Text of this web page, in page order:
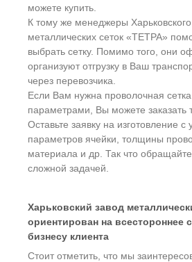
можете купить.
К тому же менеджеры
металлических сеток «ТЕТРА»
выбрать сетку. Помимо того, они
организуют отгрузку в Ваш
через перевозчика.
Если Вам нужна проволочная
параметрами, Вы можете заказать
Оставьте заявку на изготовление с
параметров ячейки, толщины
материала и др. Так что
сложной задачей.
Харьковский завод
ориентирован на всестороннее
бизнесу клиента
Стоит отметить, что мы